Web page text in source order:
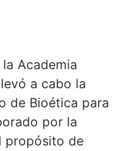
Academia
a cabo la
de Bioética para
por la
propósito de